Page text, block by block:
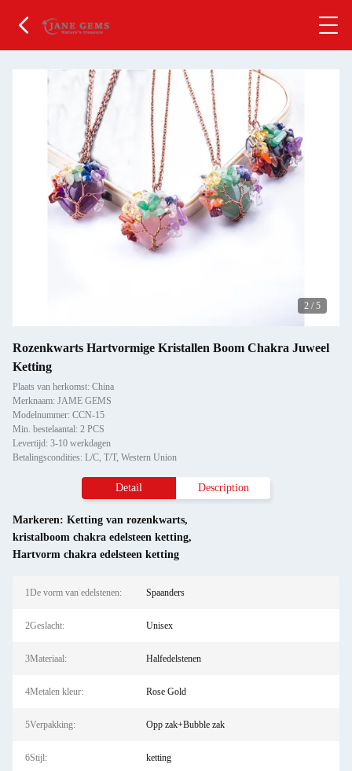
2 / 5
Rozenkwarts Hartvormige Kristallen Boom Chakra Juweel
Ketting
Plaats van herkomst: China
Merknaam: JAME GEMS
Modelnummer: CCN-15
Min. bestelaantal: 2 PCS
Levertijd: 3-10 werkdagen
Betalingscondities: L/C, T/T, Western Union
Detail Description
Markeren: Ketting van rozenkwarts,
kristalboom chakra edelsteen ketting,
Hartvorm chakra edelsteen ketting
1De vorm van edelstenen: Spaanders
2Geslacht: Unisex
3Materiaal: Halfedelstenen
4Metalen kleur: Rose Gold
5Verpakking: Opp zak+Bubble zak
6Stijl: ketting